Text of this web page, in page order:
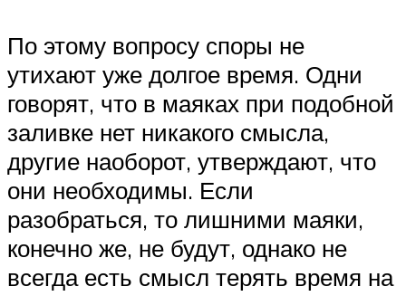
По этому вопросу споры не
утихают уже долгое время. Одни
говорят, что в маяках при подобной
заливке нет никакого смысла,
другие наоборот, утверждают, что
они необходимы. Если
разобраться, то лишними маяки,
конечно же, не будут, однако не
всегда есть смысл терять время на